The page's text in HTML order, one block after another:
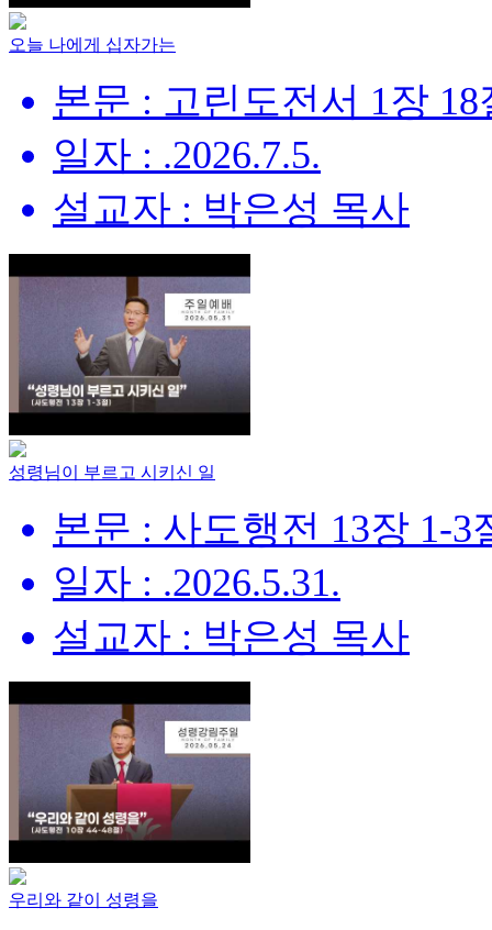
오늘 나에게 십자가는
본문 : 고린도전서 1장 18
일자 : .2026.7.5.
설교자 : 박은성 목사
성령님이 부르고 시키신 일
본문 : 사도행전 13장 1-3
일자 : .2026.5.31.
설교자 : 박은성 목사
우리와 같이 성령을